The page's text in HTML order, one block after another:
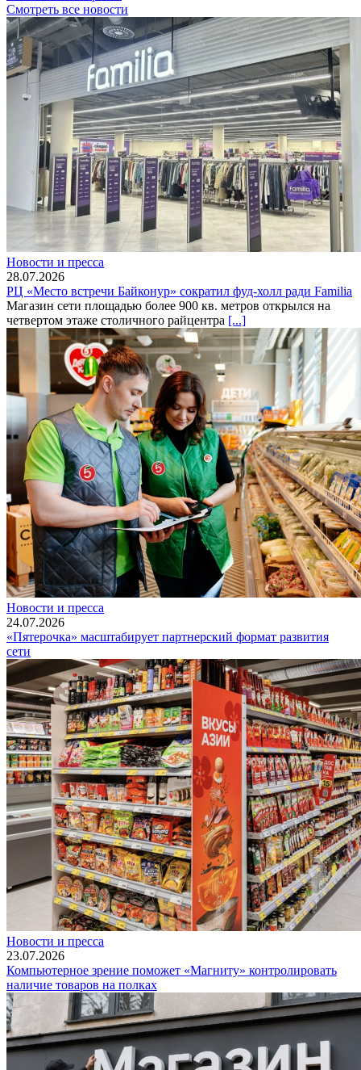
Смотреть все новости
Новости и пресса
28.07.2026
РЦ «Место встречи Байконур» сократил фуд-холл ради Familia
Магазин сети площадью более 900 кв. метров открылся на
четвертом этаже столичного райцентра [...]
Новости и пресса
24.07.2026
«Пятерочка» масштабирует партнерский формат развития
сети
Новости и пресса
23.07.2026
Компьютерное зрение поможет «Магниту» контролировать
наличие товаров на полках